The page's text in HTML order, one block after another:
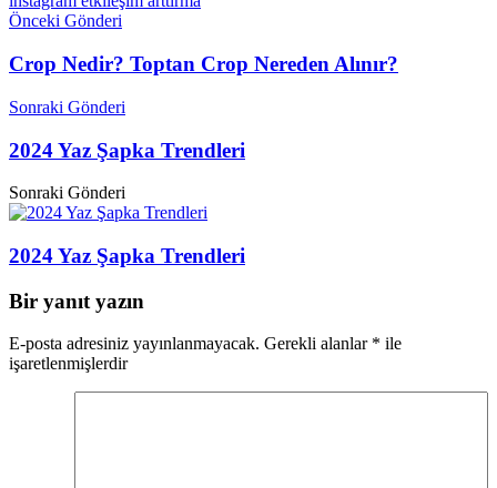
Önceki Gönderi
Crop Nedir? Toptan Crop Nereden Alınır?
Sonraki Gönderi
2024 Yaz Şapka Trendleri
Sonraki Gönderi
2024 Yaz Şapka Trendleri
Bir yanıt yazın
E-posta adresiniz yayınlanmayacak. Gerekli alanlar * ile
işaretlenmişlerdir